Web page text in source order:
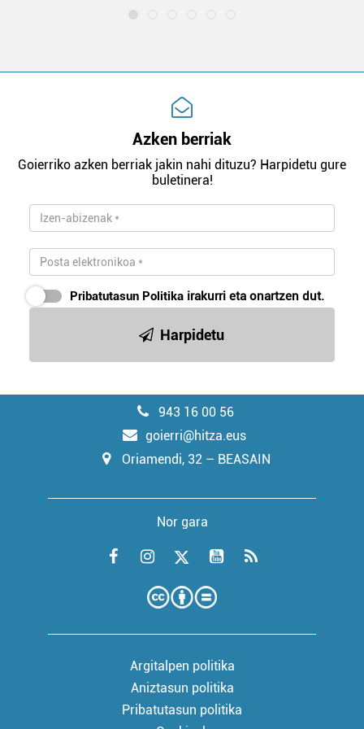
Azken berriak
Goierriko azken berriak jakin nahi dituzu? Harpidetu gure
buletinera!
Pribatutasun Politika irakurri eta onartzen dut.
Harpidetu
943 16 00 56
goierri@hitza.eus
Oriamendi, 32 – BEASAIN
Nor gara
Argitalpen politika
Aniztasun politika
Pribatutasun politika